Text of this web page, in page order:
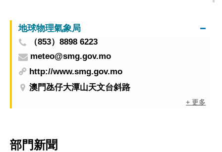
地球物理氣象局
（853）8898 6223
meteo@smg.gov.mo
http://www.smg.gov.mo
澳門氹仔大潭山天文台斜路
+ 更多
部門新聞